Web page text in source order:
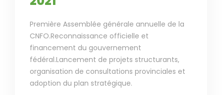
Première Assemblée générale annuelle de la
CNFO.Reconnaissance officielle et
financement du gouvernement
fédéral.Lancement de projets structurants,
organisation de consultations provinciales et
adoption du plan stratégique.